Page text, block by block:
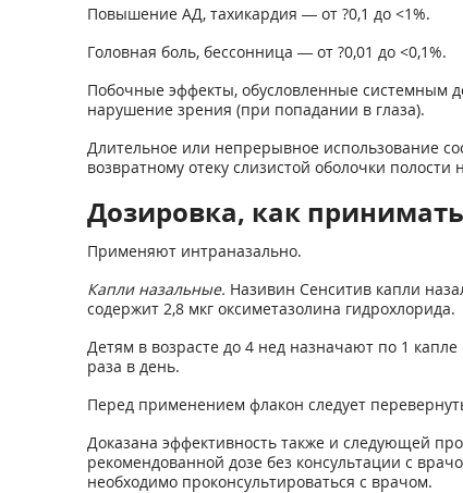
Повышение АД, тахикардия — от ?0,1 до <1%.
Головная боль, бессонница — от ?0,01 до <0,1%.
Побочные эффекты, обусловленные системным
нарушение зрения (при попадании в глаза).
Длительное или непрерывное использование
возвратному отеку слизистой оболочки
Дозировка, как
Применяют интраназально.
Капли назальные. Називин Сенситив капли
содержит 2,8 мкг оксиметазолина гидрохлорида.
Детям в возрасте до 4 нед назначают по 1
раза в день.
Перед применением флакон следует
Доказана эффективность также и следующей
рекомендованной дозе без консультации с
необходимо проконсультироваться с врачом.